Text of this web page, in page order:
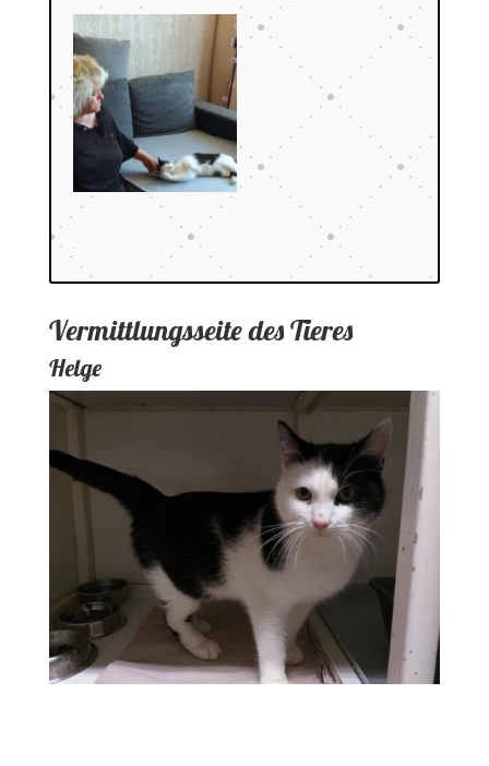
Vermittlungsseite des Tieres
Helge